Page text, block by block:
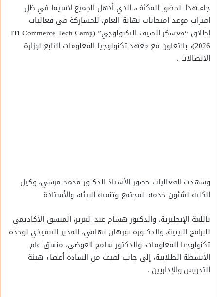
جاء هذا الحضور المكثف، الذي أذهل الجميع لاسيما في ظل
اقتراب موعد امتحانات نهاية العام، للمشاركة في فعاليات
إطلاق “معسكر الصيف التكنولوجي” (ITI Commerce Tech Camp
2026)، بالتعاون مع معهد تكنولوجيا المعلومات التابع لوزارة
الاتصالات .
وشهدت الفعاليات حضور الأستاذ الدكتور محمد مرسي، وكيل
الكلية لشئون خدمة المجتمع وتنمية البيئة، والأستاذة
باللغة الإنجليزية، والدكتور هشام عبد العزيز، المنسق الأكاديمي
للبرامج البينية، والدكتورة نورهان تهامي، المدير التنفيذي لوحدة
تكنولوجيا المعلومات، والدكتور سامح العوضي، منسق عام
الأنشطة الطلابية، إلى جانب لفيف من السادة أعضاء هيئة
التدريس والإداريين .